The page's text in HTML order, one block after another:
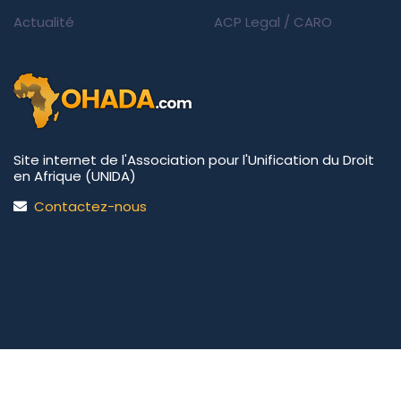
Actualité
ACP Legal / CARO
Site internet de l'Association pour l'Unification du Droit
en Afrique (UNIDA)
Contactez-nous